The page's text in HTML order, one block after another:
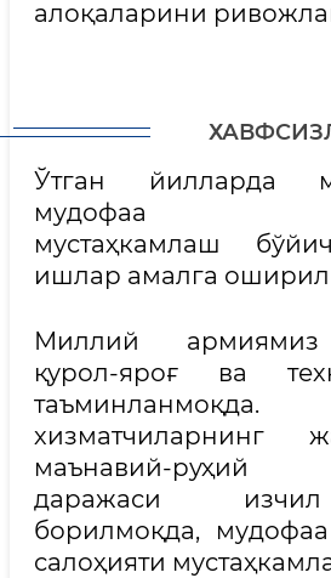
алоқаларини
Ўтган йилларда
мудофаа
мустаҳкамлаш
ишлар амалга
Миллий армиямиз
қурол-яроғ ва
хизматчиларнинг
маънавий-руҳий
даражаси
борилмоқда,
салоҳияти